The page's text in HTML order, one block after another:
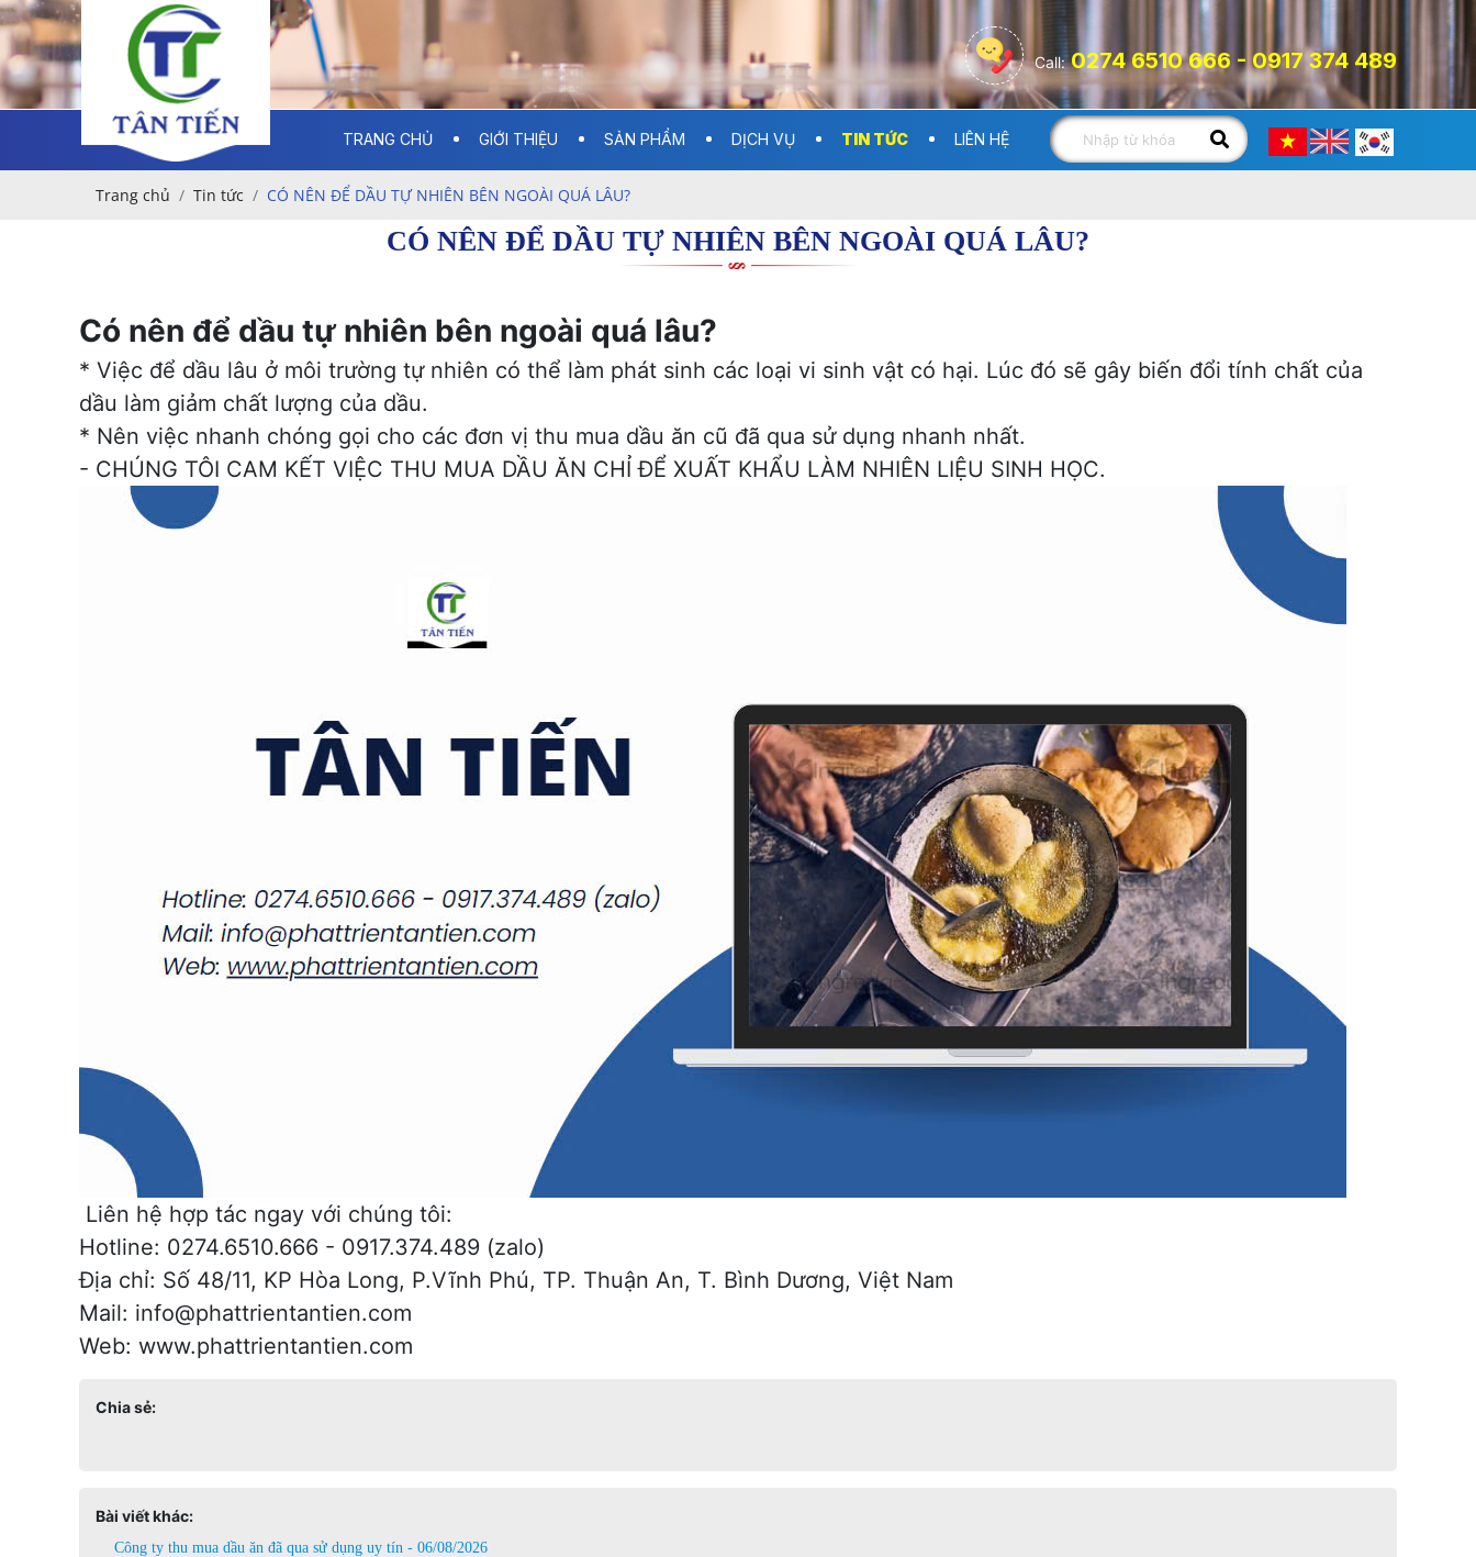
Call: 0274 6510 666 - 0917 374 489
TRANG CHỦ GIỚI THIỆU SẢN PHẨM DỊCH VỤ TIN TỨC LIÊN HỆ
Trang chủ Tin tức CÓ NÊN ĐỂ DẦU TỰ NHIÊN BÊN NGOÀI QUÁ LÂU?
CÓ NÊN ĐỂ DẦU TỰ NHIÊN BÊN NGOÀI QUÁ LÂU?
Có nên để dầu tự nhiên bên ngoài quá lâu?
* Việc để dầu lâu ở môi trường tự nhiên có thể làm phát sinh các loại vi sinh vật có hại. Lúc đó sẽ gây biến đổi tính chất của
dầu làm giảm chất lượng của dầu.
* Nên việc nhanh chóng gọi cho các đơn vị thu mua dầu ăn cũ đã qua sử dụng nhanh nhất.
- CHÚNG TÔI CAM KẾT VIỆC THU MUA DẦU ĂN CHỈ ĐỂ XUẤT KHẨU LÀM NHIÊN LIỆU SINH HỌC.
Liên hệ hợp tác ngay với chúng tôi:
Hotline: 0274.6510.666 - 0917.374.489 (zalo)
Địa chỉ: Số 48/11, KP Hòa Long, P.Vĩnh Phú, TP. Thuận An, T. Bình Dương, Việt Nam
Mail: info@phattrientantien.com
Web: www.phattrientantien.com
Chia sẻ:
Bài viết khác:
Công ty thu mua dầu ăn đã qua sử dụng uy tín - 06/08/2026